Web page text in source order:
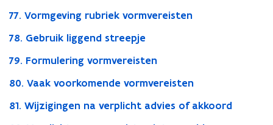
77. Vormgeving rubriek vormvereisten
78. Gebruik liggend streepje
79. Formulering vormvereisten
80. Vaak voorkomende vormvereisten
81. Wijzigingen na verplicht advies of akkoord